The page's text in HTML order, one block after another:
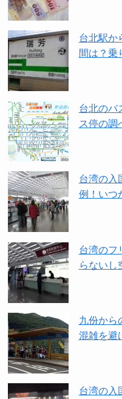
台北駅か
間は？乗
台北のバ
ス停の調
台湾の入
例！いつ
台湾のフ
らないし
九份から
混雑を避
台湾の入